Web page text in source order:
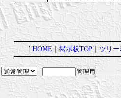
[HOME｜掲示板TOP｜ツリー